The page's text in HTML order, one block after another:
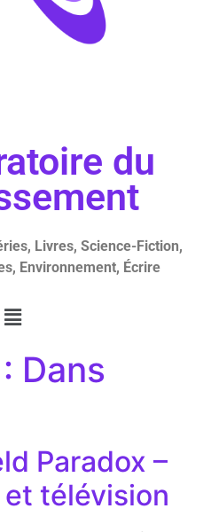
du
Livres, Science-Fiction,
Environnement, Écrire
Dans
Paradox –
télévision